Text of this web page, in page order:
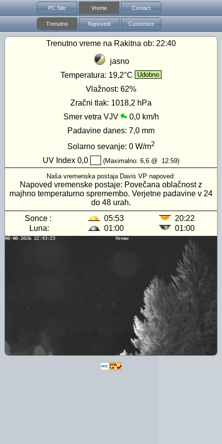
PC Site Vreme Contact
Trenutno Napovedi Customize
Trenutno vreme na Rakitna ob: 22:40
jasno
Temperatura: 19,2°C Udobno
Vlažnost: 62%
Zračni tlak: 1018,2 hPa
Smer vetra VJV
0,0 km/h
Padavine danes: 7,0 mm
Solarno sevanje: 0 W/m2
UV Index 0,0 (Maximalno: 6,6 @ 12:59)
Naša vremenska postaja Davis VP napoved:
Napoved vremenske postaje: Povečana oblačnost z
majhno temperaturno spremembo. Verjetne padavine v 24
do 48 urah.
Sonce :
05:53
20:22
Luna:
01:00 01:00